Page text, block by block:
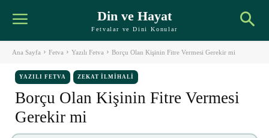
Din ve Hayat
Fetvalar ve Dini Konular
Ana Sayfa Fetva Yazılı Fetva Borçu Olan Kişinin Fitre Vermesi Gerekir mi
YAZILI FETVA ZEKAT İLMIHALI
Borçu Olan Kişinin Fitre Vermesi
Gerekir mi